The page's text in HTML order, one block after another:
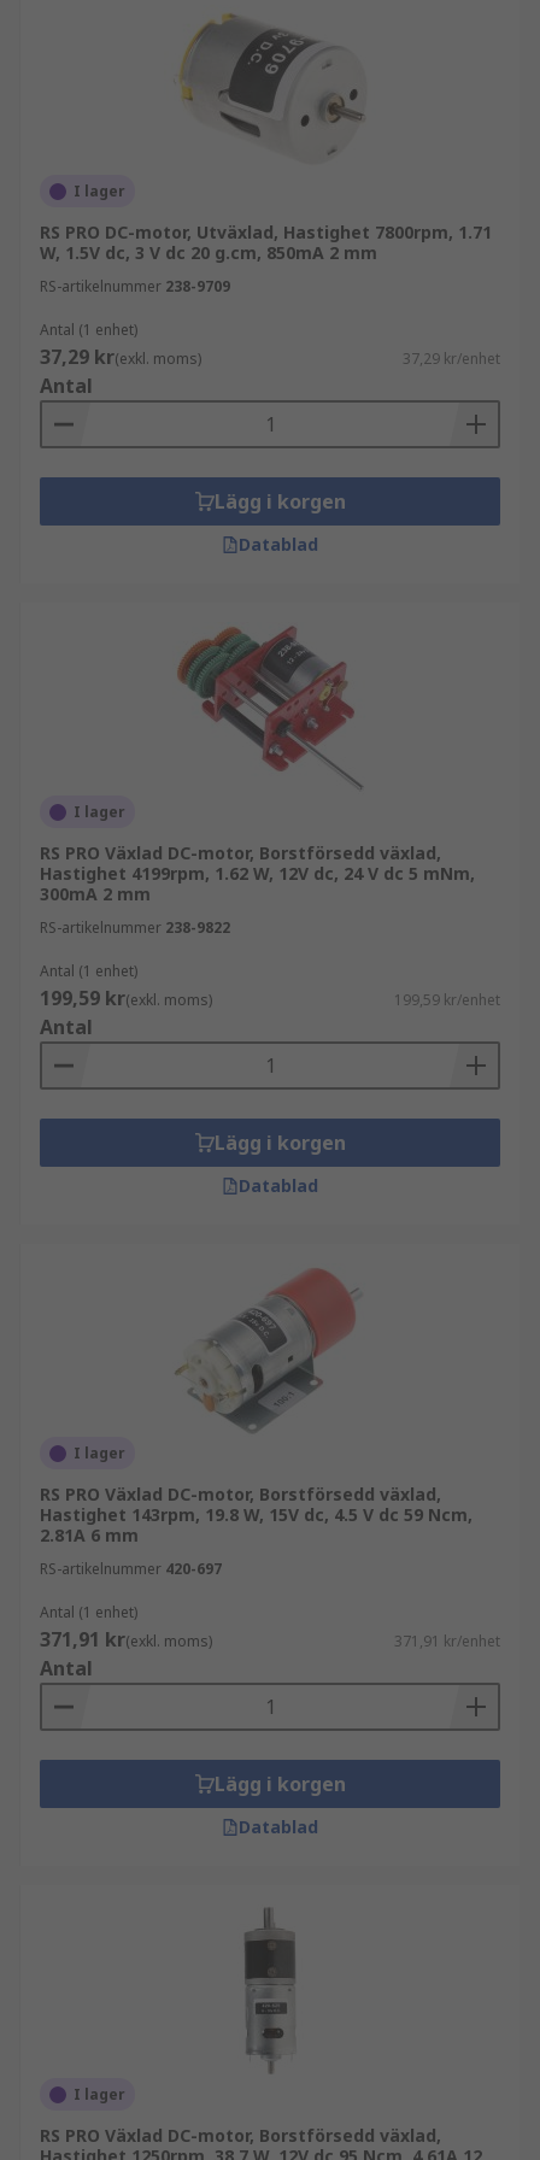
För mer information, se våromfattande guide
om likströmsmotorer
I lager
RS PRO DC-motor, Utväxlad, Hastighet 7800rpm, 1.71
W, 1.5V dc, 3 V dc 20 g.cm, 850mA 2 mm
RS-artikelnummer 238-9709
Antal (1 enhet)
37,29 kr(exkl. moms) 37,29 kr/enhet
Antal
Lägg i korgen
Datablad
I lager
RS PRO Växlad DC-motor, Borstförsedd växlad,
Hastighet 4199rpm, 1.62 W, 12V dc, 24 V dc 5 mNm,
300mA 2 mm
RS-artikelnummer 238-9822
Antal (1 enhet)
199,59 kr(exkl. moms) 199,59 kr/enhet
Antal
Lägg i korgen
Datablad
I lager
RS PRO Växlad DC-motor, Borstförsedd växlad,
Hastighet 143rpm, 19.8 W, 15V dc, 4.5 V dc 59 Ncm,
2.81A 6 mm
RS-artikelnummer 420-697
Antal (1 enhet)
371,91 kr(exkl. moms) 371,91 kr/enhet
Antal
Lägg i korgen
Datablad
I lager
RS PRO Växlad DC-motor, Borstförsedd växlad,